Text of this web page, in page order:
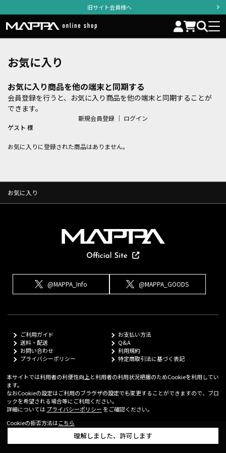
旧サイト会員様へ
お気に入り
お気に入り商品を他の端末と同期する
会員登録を行うと、お気に入り商品を他の端末と同期することが
できます。
新規会員登録 ｜ ログイン
ゲスト 様
お気に入りに登録された商品はありません。
お気に入り
@MAPPA_Info @MAPPA_GOODS
ご利用ガイド
お支払い方法
送料・配送
Q&A
お問い合わせ
利用規約
プライバシーポリシー
特定商取引法に基づく表記
© MAPPA Co.,LTD
本サイトでは利用者の利便性向上と利用者の利用状況把握のためCookieを利用してい
ます。
なおCookieの設定はご利用のブラウザの設定でも変更することができますので、ブロ
ックを希望される場合等にご利用ください。
詳細については プライバシーポリシー をご確認ください。
Cookieの拒否方法はこちら
理解しました、許可します